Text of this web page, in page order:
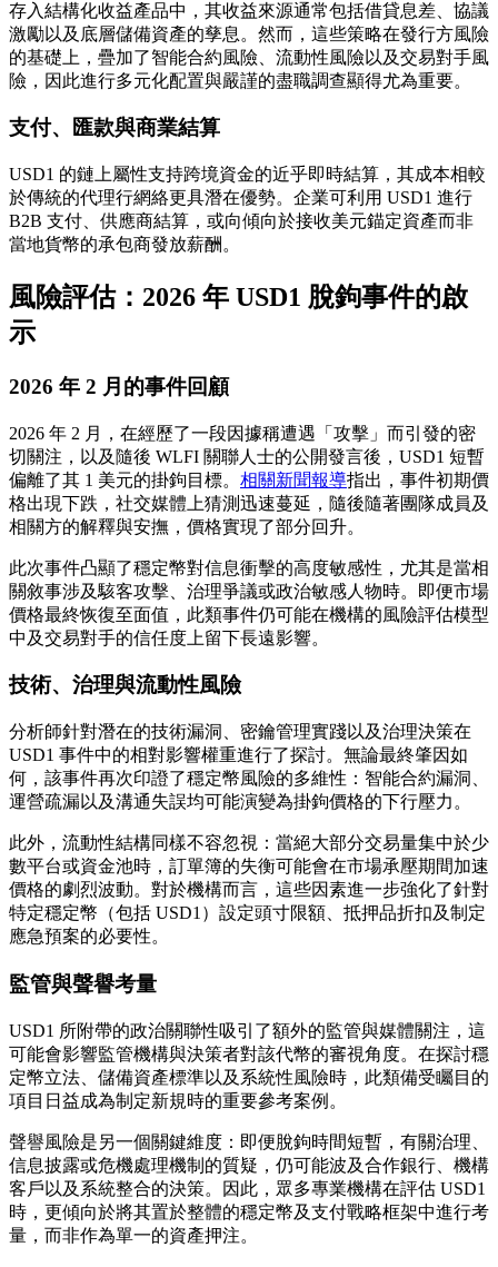
存入結構化收益產品中，其收益來源通常包括借貸息差、協議
激勵以及底層儲備資產的孳息。然而，這些策略在發行方風險
的基礎上，疊加了智能合約風險、流動性風險以及交易對手風
險，因此進行多元化配置與嚴謹的盡職調查顯得尤為重要。
支付、匯款與商業結算
USD1 的鏈上屬性支持跨境資金的近乎即時結算，其成本相較
於傳統的代理行網絡更具潛在優勢。企業可利用 USD1 進行
B2B 支付、供應商結算，或向傾向於接收美元錨定資產而非
當地貨幣的承包商發放薪酬。
風險評估：2026 年 USD1 脫鉤事件的啟
示
2026 年 2 月的事件回顧
2026 年 2 月，在經歷了一段因據稱遭遇「攻擊」而引發的密
切關注，以及隨後 WLFI 關聯人士的公開發言後，USD1 短暫
偏離了其 1 美元的掛鉤目標。 相關新聞報導指出，事件初期價
格出現下跌，社交媒體上猜測迅速蔓延，隨後隨著團隊成員及
相關方的解釋與安撫，價格實現了部分回升。
此次事件凸顯了穩定幣對信息衝擊的高度敏感性，尤其是當相
關敘事涉及駭客攻擊、治理爭議或政治敏感人物時。即便市場
價格最終恢復至面值，此類事件仍可能在機構的風險評估模型
中及交易對手的信任度上留下長遠影響。
技術、治理與流動性風險
分析師針對潛在的技術漏洞、密鑰管理實踐以及治理決策在
USD1 事件中的相對影響權重進行了探討。無論最終肇因如
何，該事件再次印證了穩定幣風險的多維性：智能合約漏洞、
運營疏漏以及溝通失誤均可能演變為掛鉤價格的下行壓力。
此外，流動性結構同樣不容忽視：當絕大部分交易量集中於少
數平台或資金池時，訂單簿的失衡可能會在市場承壓期間加速
價格的劇烈波動。對於機構而言，這些因素進一步強化了針對
特定穩定幣（包括 USD1）設定頭寸限額、抵押品折扣及制定
應急預案的必要性。
監管與聲譽考量
USD1 所附帶的政治關聯性吸引了額外的監管與媒體關注，這
可能會影響監管機構與決策者對該代幣的審視角度。在探討穩
定幣立法、儲備資產標準以及系統性風險時，此類備受矚目的
項目日益成為制定新規時的重要參考案例。
聲譽風險是另一個關鍵維度：即便脫鉤時間短暫，有關治理、
信息披露或危機處理機制的質疑，仍可能波及合作銀行、機構
客戶以及系統整合的決策。因此，眾多專業機構在評估 USD1
時，更傾向於將其置於整體的穩定幣及支付戰略框架中進行考
量，而非作為單一的資產押注。